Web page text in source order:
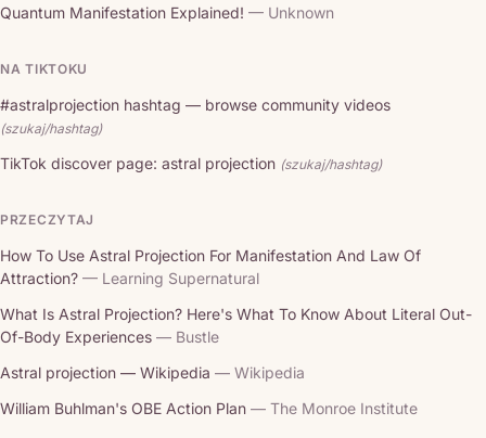
Quantum Manifestation Explained! — Unknown
NA TIKTOKU
#astralprojection hashtag — browse community videos
(szukaj/hashtag)
TikTok discover page: astral projection (szukaj/hashtag)
PRZECZYTAJ
How To Use Astral Projection For Manifestation And Law Of
Attraction? — Learning Supernatural
What Is Astral Projection? Here's What To Know About Literal Out-
Of-Body Experiences — Bustle
Astral projection — Wikipedia — Wikipedia
William Buhlman's OBE Action Plan — The Monroe Institute